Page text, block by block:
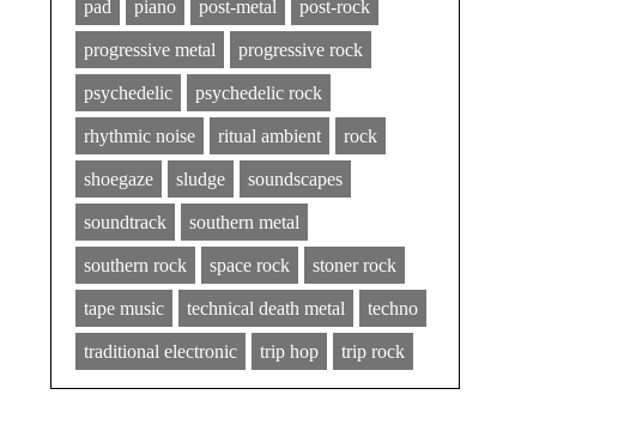
pad piano post-metal post-rock
progressive metal progressive rock
psychedelic psychedelic rock
rhythmic noise ritual ambient rock
shoegaze sludge soundscapes
soundtrack southern metal
southern rock space rock stoner rock
tape music technical death metal techno
traditional electronic trip hop trip rock